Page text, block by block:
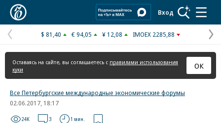
Вход
Предыдущая
страница
$ 81,40 € 94,05 ¥ 12,08 IMOEX 2285,88
Оставаясь на сайте, вы соглашаетесь с правилами использования
куки
ОК
Все Петербургские международные экономические форумы
02.06.2017, 18:17
24K 3 1 мин.